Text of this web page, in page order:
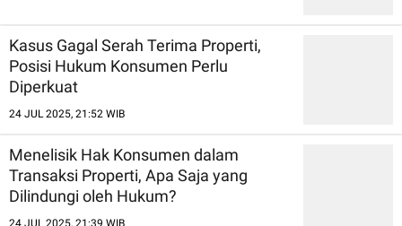
Kasus Gagal Serah Terima Properti,
Posisi Hukum Konsumen Perlu
Diperkuat
24 JUL 2025, 21:52 WIB
Menelisik Hak Konsumen dalam
Transaksi Properti, Apa Saja yang
Dilindungi oleh Hukum?
24 JUL 2025, 21:39 WIB